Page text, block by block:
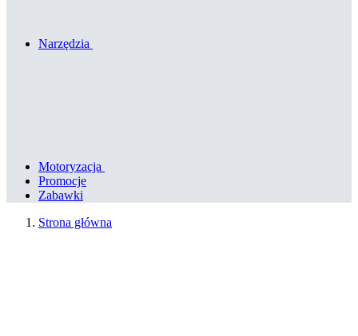
Narzędzia
Motoryzacja
Promocje
Zabawki
Strona główna